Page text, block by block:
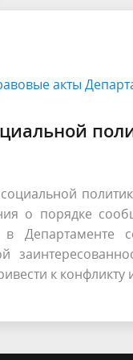
акты
о порядке
Департаменте
к конфликту